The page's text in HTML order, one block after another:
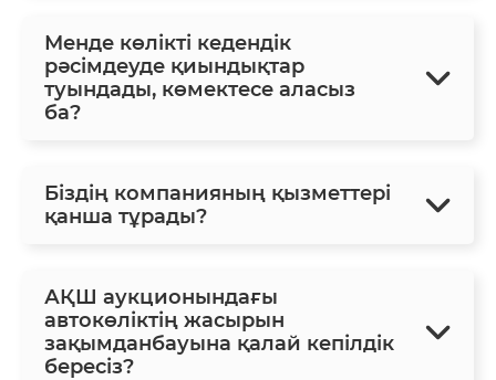
Менде көлікті кедендік
рәсімдеуде қиындықтар
туындады, көмектесе аласыз
ба?
Біздің компанияның қызметтері
қанша тұрады?
АҚШ аукционындағы
автокөліктің жасырын
зақымданбауына қалай кепілдік
бересіз?